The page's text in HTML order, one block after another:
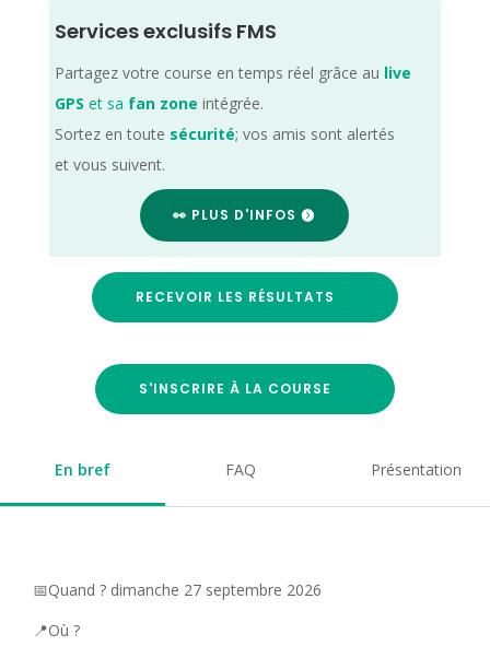
Services exclusifs FMS
Partagez votre course en temps réel grâce au live
GPS et sa fan zone intégrée.
Sortez en toute sécurité; vos amis sont alertés
et vous suivent.
👀 PLUS D'INFOS
RECEVOIR LES RÉSULTATS
S'INSCRIRE À LA COURSE
En bref FAQ Présentation
📅Quand ? dimanche 27 septembre 2026
📍Où ?